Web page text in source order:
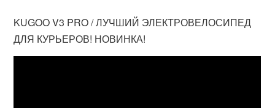
KUGOO V3 PRO / ЛУЧШИЙ ЭЛЕКТРОВЕЛОСИПЕД
ДЛЯ КУРЬЕРОВ! НОВИНКА!